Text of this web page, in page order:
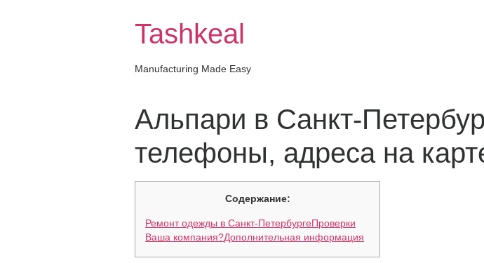
Tashkeal
Manufacturing Made Easy
Альпари в Санкт-
телефоны, адреса на
Содержание:
Ремонт одежды в Санкт-ПетербургеПроверки
Ваша компания?Дополнительная информация